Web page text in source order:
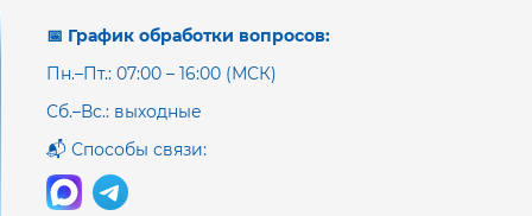
📅 График обработки вопросов:
Пн.–Пт.: 07:00 – 16:00 (МСК)
Сб.–Вс.: выходные
📬 Способы связи: